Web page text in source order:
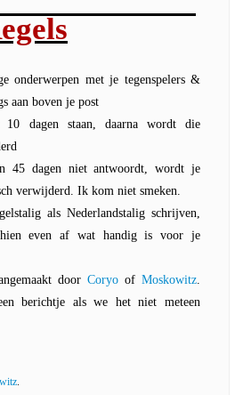
onderwerpen met je tegenspelers &
aan boven je post
dagen staan, daarna wordt die
45 dagen niet antwoordt, wordt je
verwijderd. Ik kom niet smeken.
als Nederlandstalig schrijven,
even af wat handig is voor je
door Coryo of Moskowitz.
berichtje als we het niet meteen
.